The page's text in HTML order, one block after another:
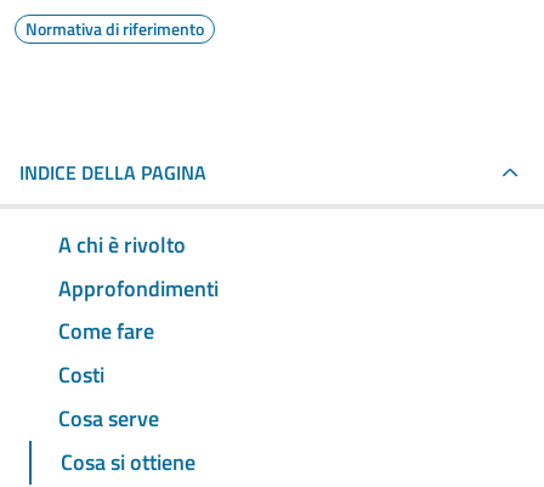
Normativa di riferimento
INDICE DELLA PAGINA
A chi è rivolto
Approfondimenti
Come fare
Costi
Cosa serve
Cosa si ottiene